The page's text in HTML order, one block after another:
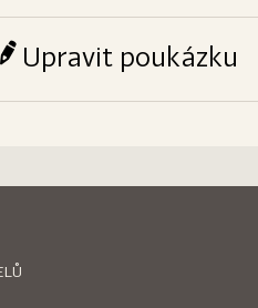
Upravit poukázku